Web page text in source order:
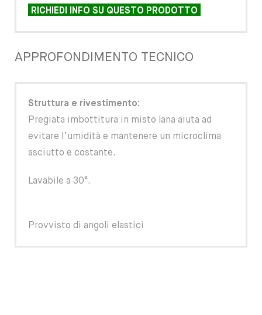
RICHIEDI INFO SU QUESTO PRODOTTO
APPROFONDIMENTO TECNICO
Struttura e rivestimento:
Pregiata imbottitura in misto lana aiuta ad
evitare l’umidità e mantenere un microclima
asciutto e costante.
Lavabile a 30°.
Provvisto di angoli elastici